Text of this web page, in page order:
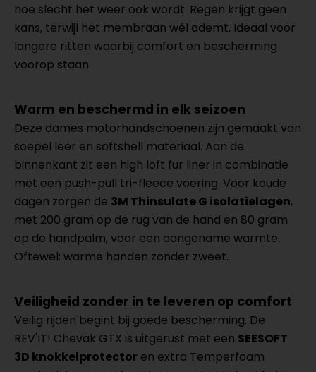
hoe slecht het weer ook wordt. Regen krijgt geen
kans, terwijl het membraan wél ademt. Ideaal voor
langere ritten waarbij comfort en bescherming
voorop staan.
Warm en beschermd in elk seizoen
Deze dames motorhandschoenen zijn gemaakt van
soepel leer en softshell materiaal. Aan de
binnenkant zit een high loft fur liner in combinatie
met een push-pull tri-fleece voering. Voor koude
dagen zorgen de 3M Thinsulate G isolatielagen,
met 200 gram op de rug van de hand en 80 gram
op de handpalm, voor een aangename warmte.
Oftewel: warme handen zonder zweet.
Veiligheid zonder in te leveren op comfort
Veilig rijden begint bij goede bescherming. De
REV'IT! Chevak GTX is uitgerust met een SEESOFT
3D knokkelprotector en extra Temperfoam